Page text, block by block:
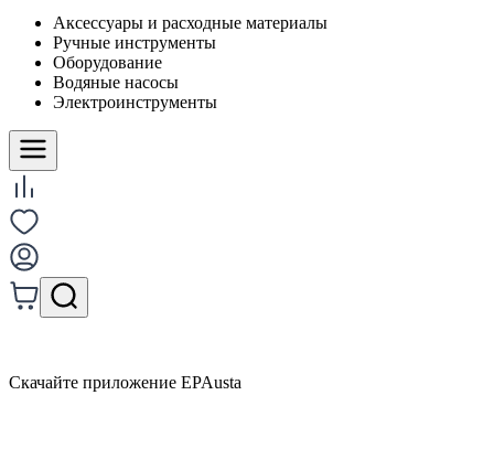
Аксессуары и расходные материалы
Ручные инструменты
Оборудование
Водяные насосы
Электроинструменты
Скачайте приложение EPAusta